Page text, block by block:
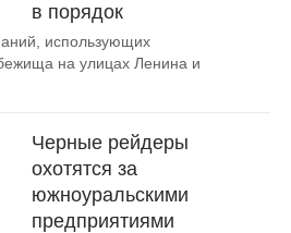
в порядок
использующих
на улицах Ленина и
Черные рейдеры
охотятся за
южноуральскими
предприятиями